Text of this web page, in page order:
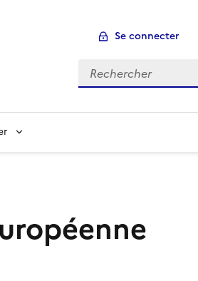
Se connecter
Rechercher :